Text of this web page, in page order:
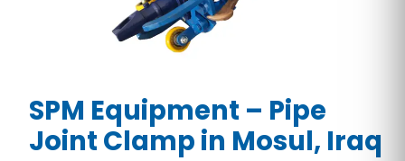
SPM Equipment – Pipe
Joint Clamp in Mosul, Iraq